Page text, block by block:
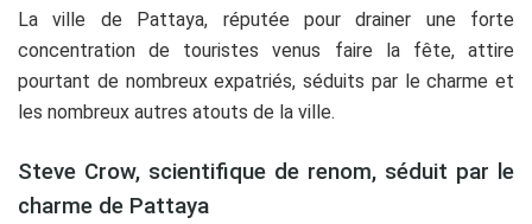
La ville de Pattaya, réputée pour drainer une forte
concentration de touristes venus faire la fête, attire
pourtant de nombreux expatriés, séduits par le charme et
les nombreux autres atouts de la ville.
Steve Crow, scientifique de renom, séduit par le
charme de Pattaya